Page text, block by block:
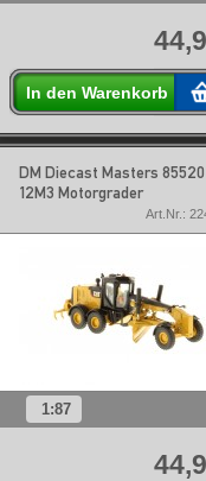
In den Warenkorb
DM Diecast Masters
12M3 Motorgrader
Art.Nr.:
1:87